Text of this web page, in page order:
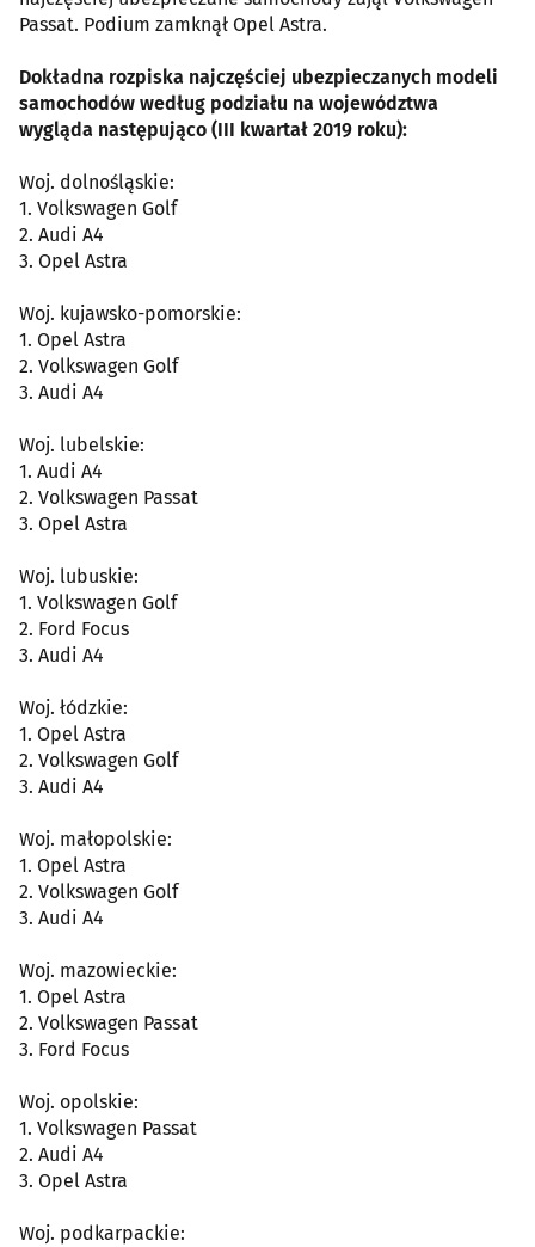
Passat. Podium zamknął Opel Astra.
Dokładna rozpiska najczęściej ubezpieczanych modeli
samochodów według podziału na województwa
wygląda następująco (III kwartał 2019 roku):
Woj. dolnośląskie:
1. Volkswagen Golf
2. Audi A4
3. Opel Astra
Woj. kujawsko-pomorskie:
1. Opel Astra
2. Volkswagen Golf
3. Audi A4
Woj. lubelskie:
1. Audi A4
2. Volkswagen Passat
3. Opel Astra
Woj. lubuskie:
1. Volkswagen Golf
2. Ford Focus
3. Audi A4
Woj. łódzkie:
1. Opel Astra
2. Volkswagen Golf
3. Audi A4
Woj. małopolskie:
1. Opel Astra
2. Volkswagen Golf
3. Audi A4
Woj. mazowieckie:
1. Opel Astra
2. Volkswagen Passat
3. Ford Focus
Woj. opolskie:
1. Volkswagen Passat
2. Audi A4
3. Opel Astra
Woj. podkarpackie: